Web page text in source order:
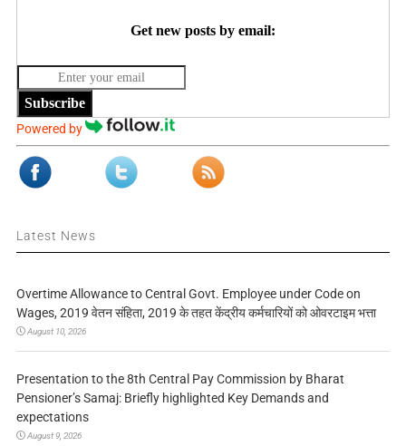
Get new posts by email:
Subscribe
Powered by
Latest News
Overtime Allowance to Central Govt. Employee under Code on
Wages, 2019 वेतन संहिता, 2019 के तहत केंद्रीय कर्मचारियों को ओवरटाइम भत्ता
August 10, 2026
Presentation to the 8th Central Pay Commission by Bharat
Pensioner’s Samaj: Briefly highlighted Key Demands and
expectations
August 9, 2026